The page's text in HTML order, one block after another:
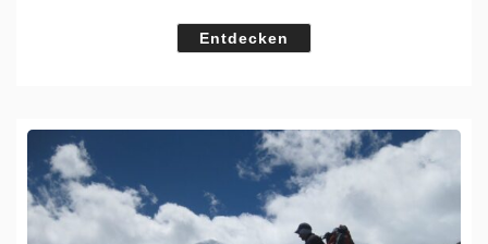
Entdecken